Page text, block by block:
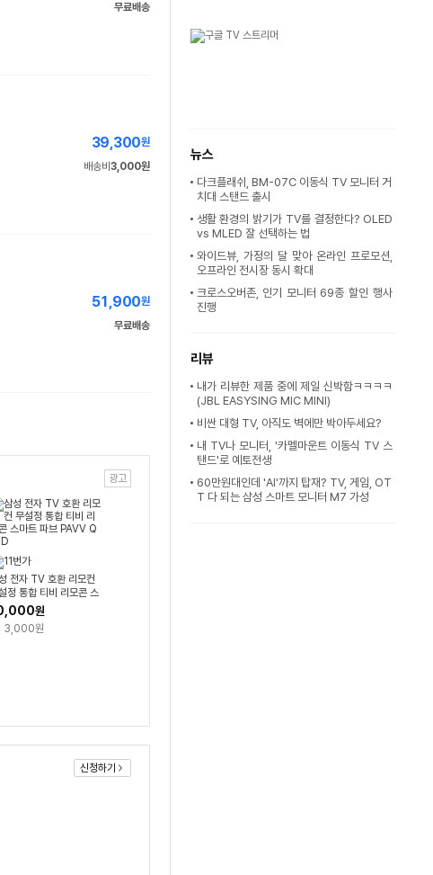
무료배송
39,300원
배송비 3,000원
51,900원
무료배송
광고
전자 TV 호환 리모컨
정 통합 티비 리모콘 스
파브 PAVV QLED
원
3,000원
신청하기
뉴스
다크플래쉬, BM-07C 이동식 TV 모니터 거
치대 스탠드 출시
생활 환경의 밝기가 TV를 결정한다? OLED
vs MLED 잘 선택하는 법
와이드뷰, 가정의 달 맞아 온라인 프로모션,
오프라인 전시장 동시 확대
크로스오버존, 인기 모니터 69종 할인 행사
진행
리뷰
내가 리뷰한 제품 중에 제일 신박함ㅋㅋㅋㅋ
(JBL EASYSING MIC MINI)
비싼 대형 TV, 아직도 벽에만 박아두세요?
내 TV나 모니터, '카멜마운트 이동식 TV 스
탠드'로 예토전생
60만원대인데 'AI'까지 탑재? TV, 게임, OT
T 다 되는 삼성 스마트 모니터 M7 가성